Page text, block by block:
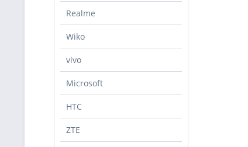
Realme
Wiko
vivo
Microsoft
HTC
ZTE